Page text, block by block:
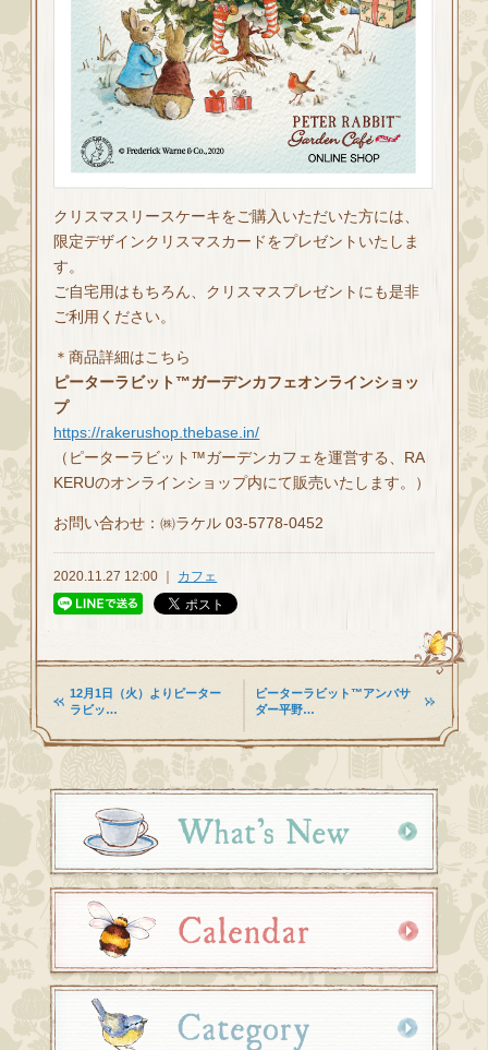
クリスマスリースケーキをご購入いただいた方には、
限定デザインクリスマスカードをプレゼントいたしま
す。
ご自宅用はもちろん、クリスマスプレゼントにも是非
ご利用ください。
＊商品詳細はこちら
ピーターラビット™ガーデンカフェオンラインショッ
プ
https://rakerushop.thebase.in/
（ピーターラビット™ガーデンカフェを運営する、RA
KERUのオンラインショップ内にて販売いたします。）
お問い合わせ：㈱ラケル 03-5778-0452
2020.11.27 12:00 ｜ カフェ
12月1日（火）よりピーター
ラビッ…
ピーターラビット™アンバサ
ダー平野…